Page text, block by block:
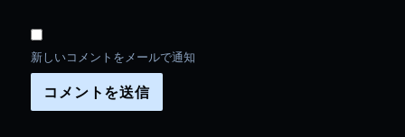
新しいコメントをメールで通知